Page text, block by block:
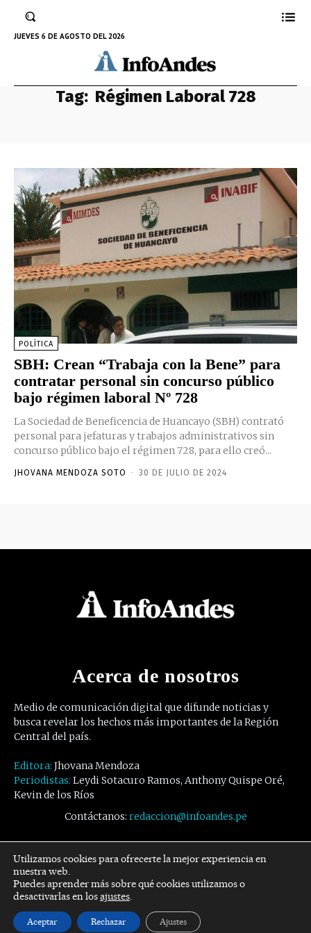
JUEVES 6 DE AGOSTO DEL 2026
Tag: Régimen Laboral 728
POLÍTICA
SBH: Crean “Trabaja con la Bene” para
contratar personal sin concurso público
bajo régimen laboral Nº 728
La Sociedad de Beneficencia de Huancayo (SBH) contrató
personal para jefaturas y trabajos administrativos sin
concurso público bajo el régimen 728, para ello creó...
JHOVANA MENDOZA SOTO - 30 DE JULIO DE 2024
Acerca de nosotros
Medio de comunicación digital que difunde noticias y
busca revelar los hechos más importantes de la Región
Central del país.
Editora: Jhovana Mendoza
Periodistas: Leydi Sotacuro Ramos, Anthony Quispe Oré,
Kevin de los Ríos
Contáctanos: redaccion@infoandes.pe
Síguenos
Facebook Twitter Youtube
Utilizamos cookies para ofrecerte la mejor experiencia en
nuestra web.
Puedes aprender más sobre qué cookies utilizamos o
desactivarlas en losajustes.
Aceptar Rechazar Ajustes